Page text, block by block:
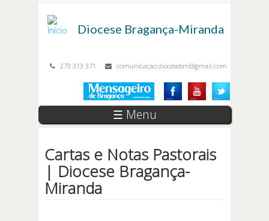
Diocese Bragança-Miranda
273 313 371 comunicacao.diocesebm@gmail.com
☰ Menu
Cartas e Notas Pastorais
| Diocese Bragança-
Miranda